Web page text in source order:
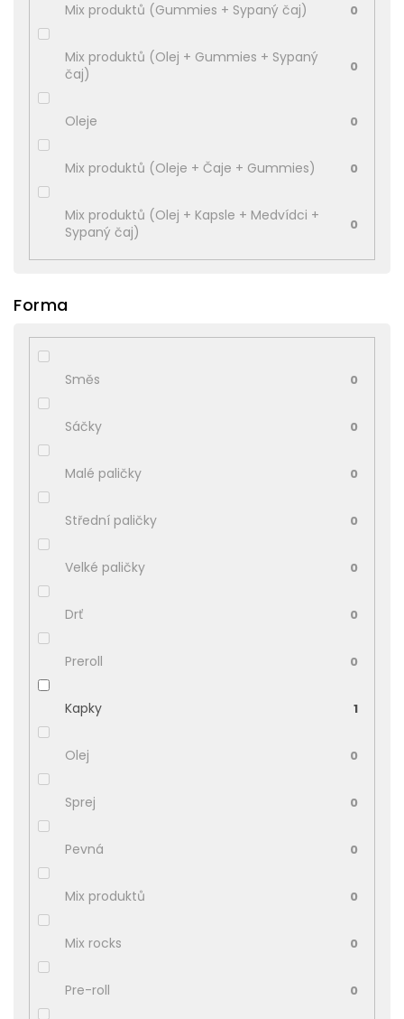
Mix produktů (Gummies + Sypaný čaj) 0
Mix produktů (Olej + Gummies + Sypaný
čaj)
0
Oleje 0
Mix produktů (Oleje + Čaje + Gummies) 0
Mix produktů (Olej + Kapsle + Medvídci +
Sypaný čaj)
0
Forma
Směs 0
Sáčky 0
Malé paličky 0
Střední paličky 0
Velké paličky 0
Drť 0
Preroll 0
Kapky 1
Olej 0
Sprej 0
Pevná 0
Mix produktů 0
Mix rocks 0
Pre-roll 0